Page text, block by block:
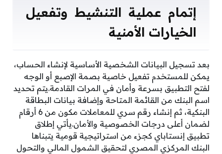
إتمام عملية التنشيط وتفعيل
الخيارات الأمنية
بعد تسجيل البيانات الشخصية الأساسية لإنشاء الحساب،
يمكن للمستخدم تفعيل خاصية بصمة الإصبع أو الوجه
لفتح التطبيق بسرعة وأمان في المرات القادمة.يتم تحديد
اسم البنك من القائمة المتاحة وإضافة بيانات البطاقة
البنكية، ثم إنشاء رقم سري للمعاملات مكون من 6 أرقام
لضمان أعلى درجات الخصوصية والأمان.يأتي إطلاق
تطبيق إنستاباي كجزء من استراتيجية قومية يتبناها
البنك المركزي المصري لتحقيق الشمول المالي والتحول